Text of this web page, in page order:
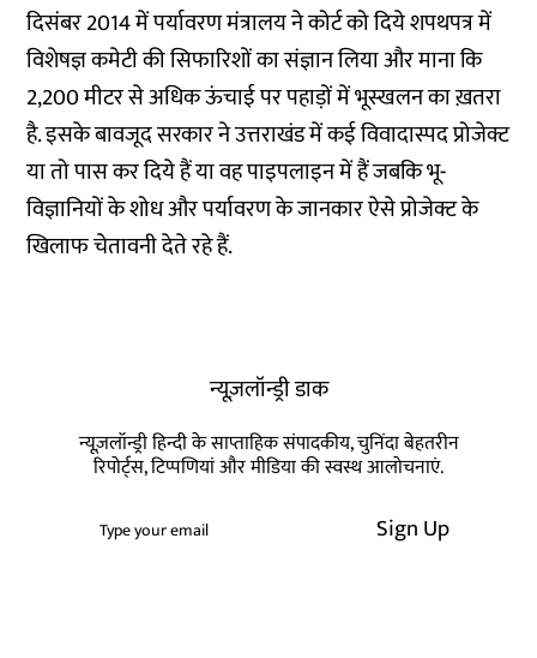
दिसंबर 2014 में पर्यावरण मंत्रालय ने कोर्ट को दिये शपथपत्र में
विशेषज्ञ कमेटी की सिफारिशों का संज्ञान लिया और माना कि
2,200 मीटर से अधिक ऊंचाई पर पहाड़ों में भूस्खलन का ख़तरा
है. इसके बावजूद सरकार ने उत्तराखंड में कई विवादास्पद प्रोजेक्ट
या तो पास कर दिये हैं या वह पाइपलाइन में हैं जबकि भू-
विज्ञानियों के शोध और पर्यावरण के जानकार ऐसे प्रोजेक्ट के
खिलाफ चेतावनी देते रहे हैं.
न्यूज़लॉन्ड्री डाक
न्यूज़लॉन्ड्री हिन्दी के साप्ताहिक संपादकीय, चुनिंदा बेहतरीन
रिपोर्ट्स, टिप्पणियां और मीडिया की स्वस्थ आलोचनाएं.
Sign Up